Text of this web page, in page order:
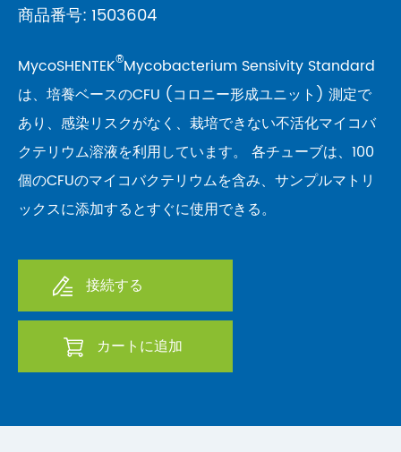
商品番号: 1503604
MycoSHENTEK®Mycobacterium Sensivity Standard
は、培養ベースのCFU (コロニー形成ユニット) 測定で
あり、感染リスクがなく、栽培できない不活化マイコバ
クテリウム溶液を利用しています。 各チューブは、100
個のCFUのマイコバクテリウムを含み、サンプルマトリ
ックスに添加するとすぐに使用できる。
接続する
カートに追加